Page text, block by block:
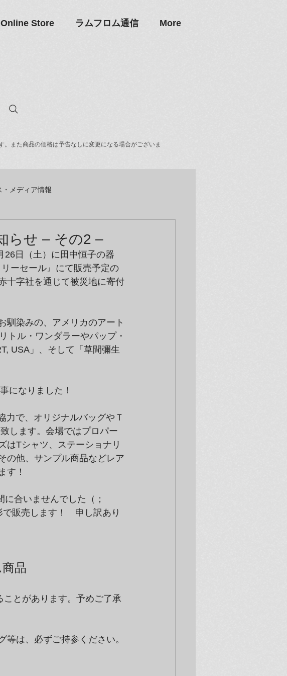
Online Store ラムフロム通信 More
また商品の価格は予告なしに変更になる場合がございま
・メディア情報
らせ – その2 –
26日（土）に田中恒子の器
ーセール』にて販売予定の
十字社を通じて被災地に寄付
馴染みの、アメリカのアート
トル・ワンダラーやパップ・
USA」、そして「草間彌生
になりました！
力で、オリジナルバッグやＴ
します。会場ではプロパー
はTシャツ、ステーショナリ
の他、サンプル商品などレア
す！
合いませんでした（；
販売します！　申し訳あり
品
とがあります。予めご了承
は、必ずご持参ください。